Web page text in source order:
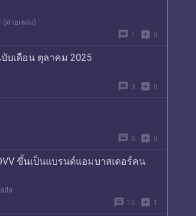
(ค่ายเพลง)
message 1 add_box 0
บับเดือน ตุลาคม 2025
message 3 add_box 0
message 0 add_box 0
ขึ้นเป็นแบรนด์แอมบาสเดอร์คน
message 16 add_box 1